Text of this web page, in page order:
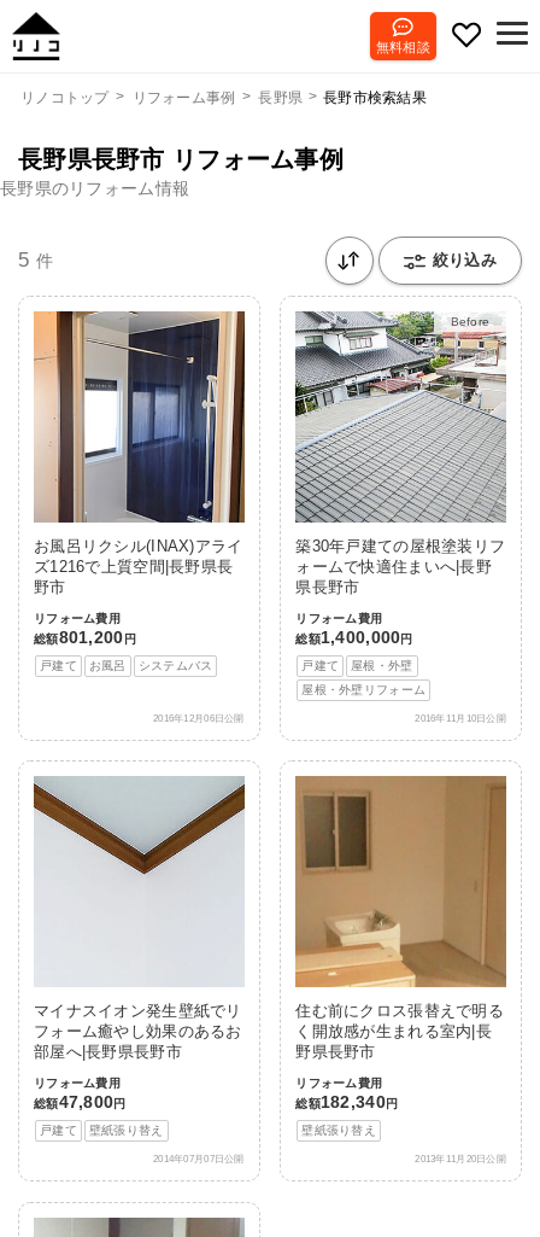
無料相談
リノコトップ リフォーム事例 長野県 長野市検索結果
長野県長野市 リフォーム事例
長野県のリフォーム情報
5 件 絞り込み
お風呂リクシル(INAX)アライ
ズ1216で上質空間|長野県長
野市
リフォーム費用
総額801,200 円
戸建て
お風呂 システムバス
2016年12月06日公開
Before
After
築30年戸建ての屋根塗装リフ
ォームで快適住まいへ|長野
県長野市
リフォーム費用
総額1,400,000円
戸建て
屋根・外壁
屋根・外壁リフォーム
2016年11月10日公開
マイナスイオン発生壁紙でリ
フォーム癒やし効果のあるお
部屋へ|長野県長野市
リフォーム費用
総額47,800円
戸建て
壁紙張り替え
2014年07月07日公開
住む前にクロス張替えで明る
く開放感が生まれる室内|長
野県長野市
リフォーム費用
総額182,340円
壁紙張り替え
2013年11月20日公開